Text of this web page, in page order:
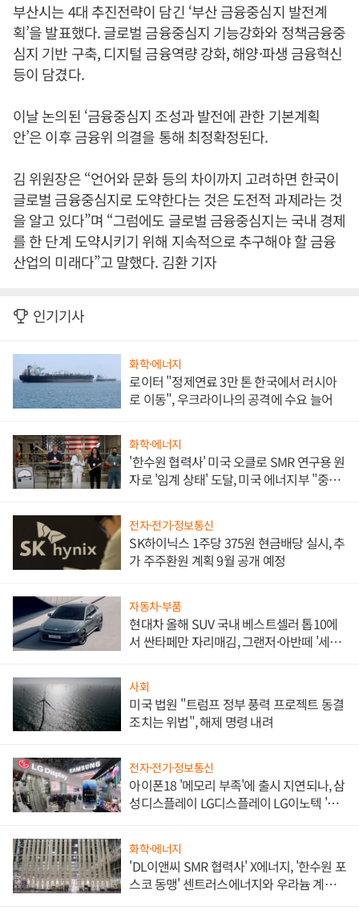
부산시는 4대 추진전략이 담긴 ‘부산 금융중심지 발전계
획’을 발표했다. 글로벌 금융중심지 기능강화와 정책금융중
심지 기반 구축, 디지털 금융역량 강화, 해양·파생 금융혁신
등이 담겼다.
이날 논의된 ‘금융중심지 조성과 발전에 관한 기본계획
안’은 이후 금융위 의결을 통해 최정확정된다.
김 위원장은 “언어와 문화 등의 차이까지 고려하면 한국이
글로벌 금융중심지로 도약한다는 것은 도전적 과제라는 것
을 알고 있다”며 “그럼에도 글로벌 금융중심지는 국내 경제
를 한 단계 도약시키기 위해 지속적으로 추구해야 할 금융
산업의 미래다”고 말했다. 김환 기자
인기기사
화학·에너지
로이터 "정제연료 3만 톤 한국에서 러시아
로 이동", 우크라이나의 공격에 수요 늘어
화학·에너지
'한수원 협력사' 미국 오클로 SMR 연구용 원
자로 '임계 상태' 도달, 미국 에너지부 "중요
전자·전기·정보통신
SK하이닉스 1주당 375원 현금배당 실시, 추
가 주주환원 계획 9월 공개 예정
자동차·부품
현대차 올해 SUV 국내 베스트셀러 톱10에
서 싼타페만 자리매김, 그랜저·아반떼 '세단
사회
미국 법원 "트럼프 정부 풍력 프로젝트 동결
조치는 위법", 해제 명령 내려
전자·전기·정보통신
아이폰18 '메모리 부족'에 출시 지연되나, 삼
성디스플레이 LG디스플레이 LG이노텍 '탈
화학·에너지
'DL이앤씨 SMR 협력사' X에너지, '한수원 포
스코 동맹' 센트러스에너지와 우라늄 계약